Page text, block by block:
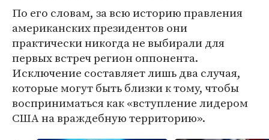
По его словам, за всю историю правления
американских президентов они
практически никогда не выбирали для
первых встреч регион оппонента.
Исключение составляет лишь два случая,
которые могут быть близки к тому, чтобы
восприниматься как «вступление лидером
США на враждебную территорию».